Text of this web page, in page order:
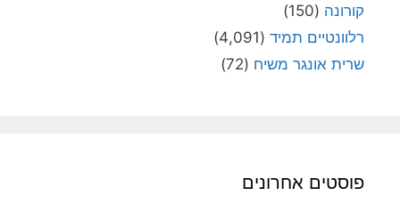
קורונה (150)
רלוונטיים תמיד (4,091)
שרית אונגר משיח (72)
פוסטים אחרונים